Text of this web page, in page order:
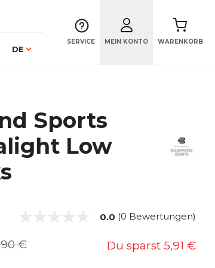
Sprache
DE
SERVICE MEIN KONTO WARENKORB
Sports
Low
0.0 (0 Bewertungen)
€ Du sparst 5,91 €